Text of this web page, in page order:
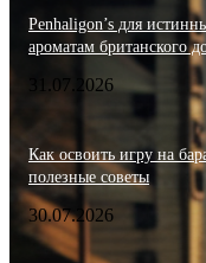
Penhaligon’s для
ароматам британского
31.07.2026
Как освоить игру на
полезные советы
30.07.2026